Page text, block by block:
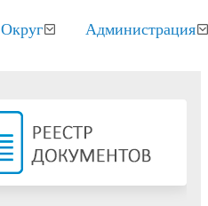
Округ Администрация